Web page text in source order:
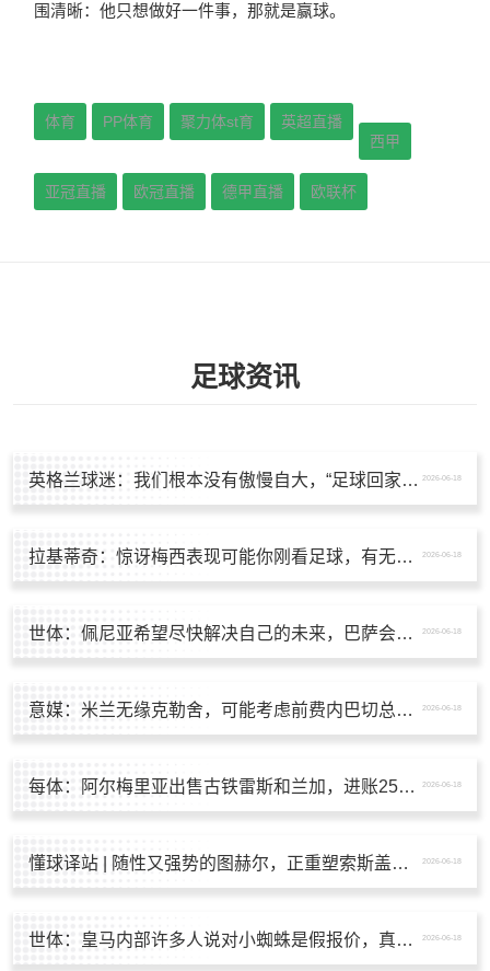
围清晰：他只想做好一件事，那就是赢球。
体育 PP体育 聚力体st育
英超直播
西甲
亚冠直播 欧冠直播 德甲直播 欧联杯
足球资讯
英格兰球迷：我们根本没有傲慢自大，“足球回家”是被别人曲解了 2026-06-18
拉基蒂奇：惊讶梅西表现可能你刚看足球，有无梅西足球将截然不同 2026-06-18
世体：佩尼亚希望尽快解决自己的未来，巴萨会为他的离队提供便利 2026-06-18
意媒：米兰无缘克勒舍，可能考虑前费内巴切总监厄泽克 2026-06-18
每体：阿尔梅里亚出售古铁雷斯和兰加，进账250万欧 2026-06-18
懂球译站 | 随性又强势的图赫尔，正重塑索斯盖特的英格兰 2026-06-18
世体：皇马内部许多人说对小蜘蛛是假报价，真正目标是奥利塞 2026-06-18